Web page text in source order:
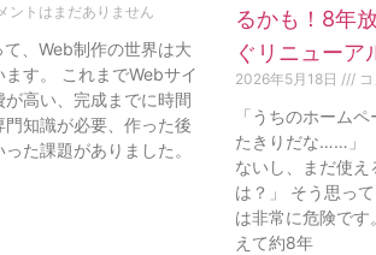
ントはまだありません
、Web制作の世界は大
す。 これまでWebサイ
高い、完成までに時間
知識が必要、作った後
た課題がありました。
るかも！8年
ぐリニューア
2026年5月18日
「うちのホーム
たきりだな……」
ないし、まだ使
は？」 そう思っ
は非常に危険で
えて約8年